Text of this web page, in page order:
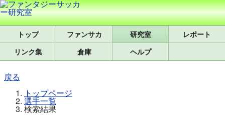
トップ 研究室
レポート
リンク集
倉庫 ヘルプ
戻る
トップページ
選手一覧
検索結果